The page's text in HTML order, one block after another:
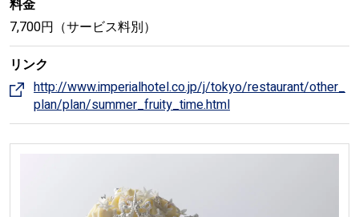
料金
7,700円（サービス料別）
リンク
http://www.imperialhotel.co.jp/j/tokyo/restaurant/other_
plan/plan/summer_fruity_time.html